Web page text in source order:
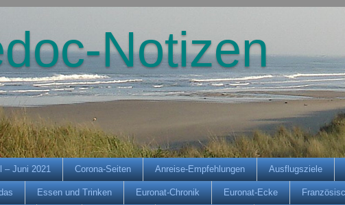
Notizen
– Juni 2021 Corona-Seiten Anreise-Empfehlungen Ausflugsziele
Essen und Trinken Euronat-Chronik Euronat-Ecke